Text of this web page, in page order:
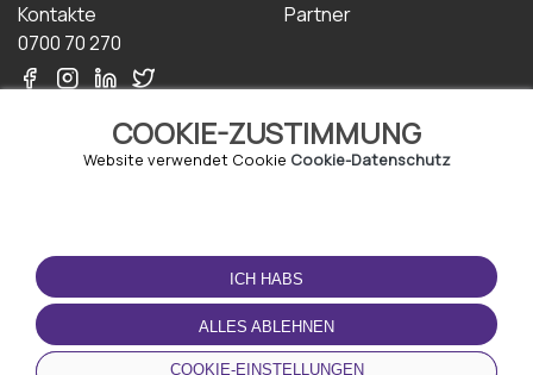
COOKIE-ZUSTIMMUNG
Website verwendet Cookie Cookie-Datenschutz
ICH HABS
ALLES ABLEHNEN
COOKIE-EINSTELLUNGEN
Kontakte
0700 70 270
Partner
NUTZUNGSBEDINGUNGEN
Geschäftsbedingungen
Datenschutz-
Bestimmungen
Cookie-Richtlinie
LADEN SIE DIE APP
HERUNTER